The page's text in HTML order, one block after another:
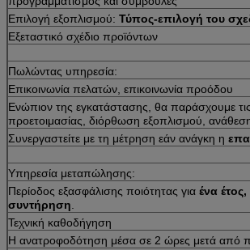
Επιλογή εξοπλισμού: Τύπος-επιλογή του
Εξεταστικό σχέδιο προϊόντων
Πωλώντας υπηρεσία:
Επικοινωνία πελατών, επικοινωνία προόδου
Ενώπιον της εγκατάστασης, θα παράσχουμε
προετοιμασίας, διόρθωση εξοπλισμού,
Συνεργαστείτε με τη μέτρηση εάν ανάγκη η
Υπηρεσία μεταπώλησης:
Περίοδος εξασφάλισης ποιότητας για ένα έτος,
συντήρηση
Τεχνική καθοδήγηση
Η ανατροφοδότηση μέσα σε 2 ώρες μετά από